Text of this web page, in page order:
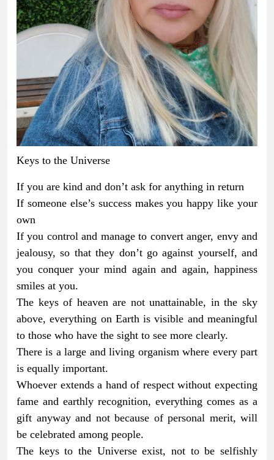
Keys to the Universe
If you are kind and don’t ask for anything in return
If someone else’s success makes you happy like your
own
If you control and manage to convert anger, envy and
jealousy, so that they don’t go against yourself, and
you conquer your mind again and again, happiness
smiles at you.
The keys of heaven are not unattainable, in the sky
above, everything on Earth is visible and meaningful
to those who have the sight to see more clearly.
There is a large and living organism where every part
is equally important.
Whoever extends a hand of respect without expecting
fame and earthly recognition, everything comes as a
gift anyway and not because of personal merit, will
be celebrated among people.
The keys to the Universe exist, not to be selfishly